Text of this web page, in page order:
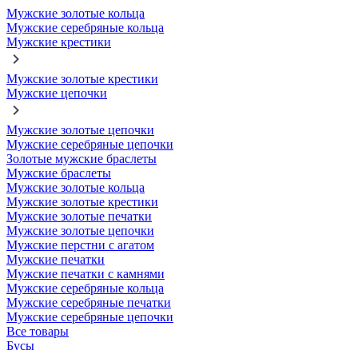
Мужские золотые кольца
Мужские серебряные кольца
Мужские крестики
Мужские золотые крестики
Мужские цепочки
Мужские золотые цепочки
Мужские серебряные цепочки
Золотые мужские браслеты
Мужские браслеты
Мужские золотые кольца
Мужские золотые крестики
Мужские золотые печатки
Мужские золотые цепочки
Мужские перстни с агатом
Мужские печатки
Мужские печатки с камнями
Мужские серебряные кольца
Мужские серебряные печатки
Мужские серебряные цепочки
Все товары
Бусы